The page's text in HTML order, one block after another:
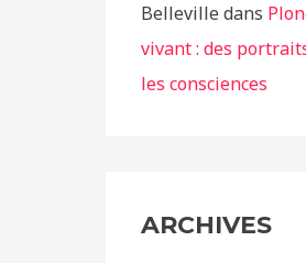
Belleville dans
vivant : des
les consciences
ARCHIVES